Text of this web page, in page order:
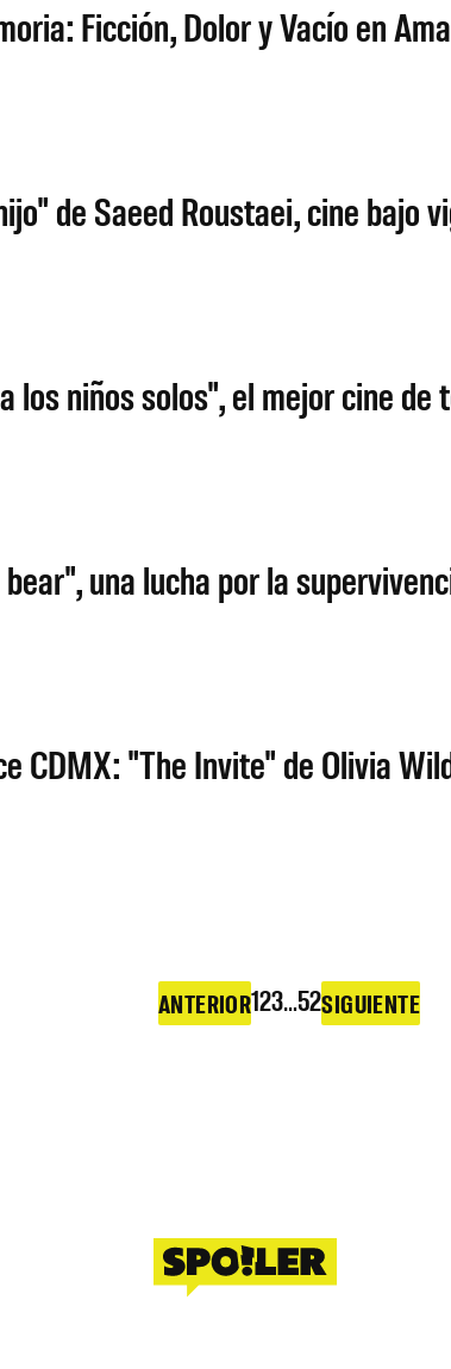
Ficción, Dolor y Vacío en
de Saeed Roustaei, cine bajo
los niños solos", el mejor cine
una lucha por la
CDMX: "The Invite" de Olivia
ANTERIOR123…52SIGUIENTE